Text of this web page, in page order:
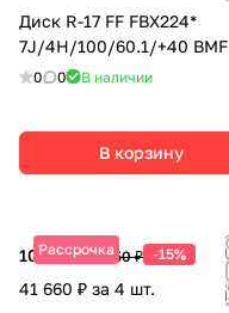
Диск R-17 FF FBX224*
7J/4H/100/60.1/+40 BMF
0 0 В наличии
В корзину
Рассрочка
10 415 ₽12 250 ₽ -15%
41 660 ₽ за 4 шт.